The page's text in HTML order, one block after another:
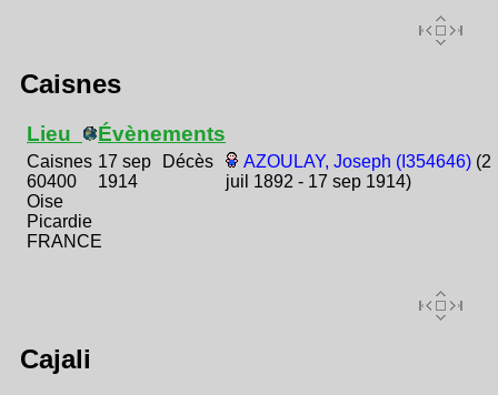
Caisnes
Lieu
Caisnes
60400
Oise
Picardie
FRANCE
Évènements
17 sep
1914
Décès AZOULAY, Joseph (I354646) (2
juil 1892 - 17 sep 1914)
Cajali